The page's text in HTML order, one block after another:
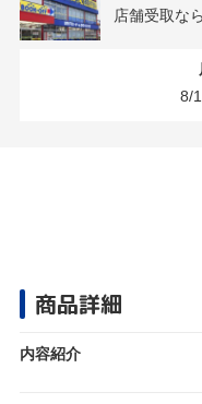
店舗受取な
8/
商品詳細
内容紹介